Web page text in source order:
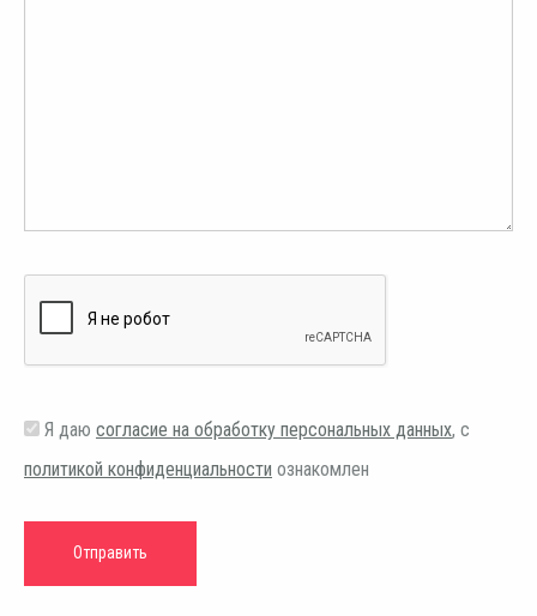
Я даю согласие на обработку персональных данных, с
политикой конфиденциальности ознакомлен